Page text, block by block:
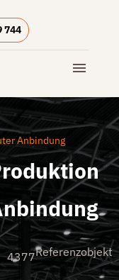
744
Anbindung
4377Referenzobjekt